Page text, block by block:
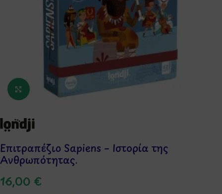
Κάντε κλικ για μεγέθυνση
Επιτραπέζιο Sapiens – Ιστορία της
Ανθρωπότητας.
16,00 €